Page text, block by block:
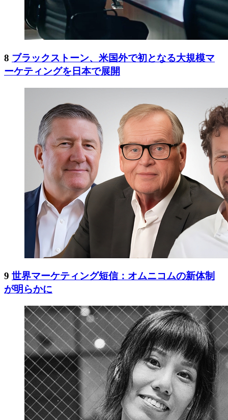
8 ブラックストーン、米国外で初となる大規模マ
ーケティングを日本で展開
9 世界マーケティング短信：オムニコムの新体制
が明らかに